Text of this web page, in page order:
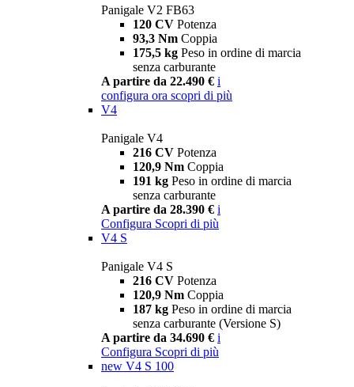
Panigale V2 FB63
120 CV Potenza
93,3 Nm Coppia
175,5 kg Peso in ordine di marcia
senza carburante
A partire da 22.490 € i
configura ora scopri di più
V4
Panigale V4
216 CV Potenza
120,9 Nm Coppia
191 kg Peso in ordine di marcia
senza carburante
A partire da 28.390 € i
Configura Scopri di più
V4 S
Panigale V4 S
216 CV Potenza
120,9 Nm Coppia
187 kg Peso in ordine di marcia
senza carburante (Versione S)
A partire da 34.690 € i
Configura Scopri di più
new V4 S 100